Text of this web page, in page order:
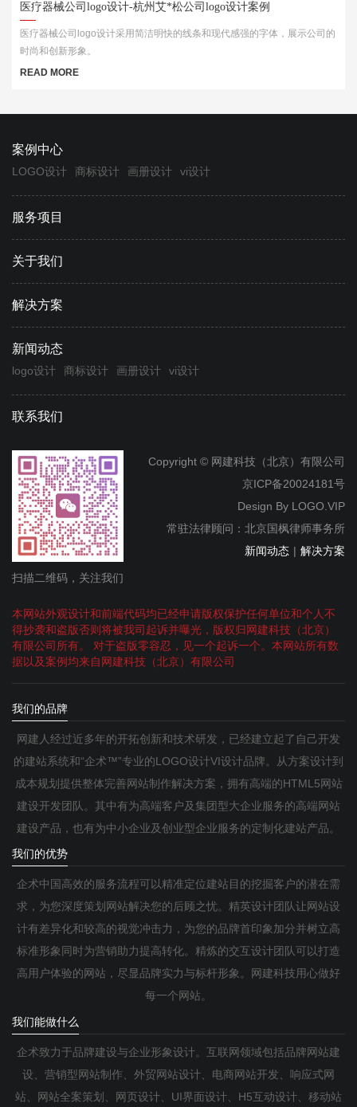
医疗器械公司logo设计-杭州艾*松公司logo设计案例
医疗器械公司logo设计采用简洁明快的线条和现代感强的字体，展示公司的
时尚和创新形象。
READ MORE
案例中心
LOGO设计 商标设计 画册设计 vi设计
服务项目
关于我们
解决方案
新闻动态
logo设计 商标设计 画册设计 vi设计
联系我们
扫描二维码，关注我们
Copyright © 网建科技（北京）有限公司
京ICP备20024181号
Design By LOGO.VIP
常驻法律顾问：北京国枫律师事务所
新闻动态 | 解决方案
本网站外观设计和前端代码均已经申请版权保护任何单位和个人不
得抄袭和盗版否则将被我司起诉并曝光，版权归网建科技（北京）
有限公司所有。 对于盗版零容忍，见一个起诉一个。本网站所有数
据以及案例均来自网建科技（北京）有限公司
我们的品牌
网建人经过近多年的开拓创新和技术研发，已经建立起了自己开发
的建站系统和“企术™”专业的LOGO设计VI设计品牌。从方案设计到
成本规划提供整体完善网站制作解决方案，拥有高端的HTML5网站
建设开发团队。其中有为高端客户及集团型大企业服务的高端网站
建设产品，也有为中小企业及创业型企业服务的定制化建站产品。
我们的优势
企术中国高效的服务流程可以精准定位建站目的挖掘客户的潜在需
求，为您深度策划网站解决您的后顾之忧。精英设计团队让网站设
计有差异化和较高的视觉冲击力，为您的品牌首印象加分并树立高
标准形象同时为营销助力提高转化。精炼的交互设计团队可以打造
高用户体验的网站，尽显品牌实力与标杆形象。网建科技用心做好
每一个网站。
我们能做什么
企术致力于品牌建设与企业形象设计。互联网领域包括品牌网站建
设、营销型网站制作、外贸网站设计、电商网站开发、响应式网
站、网站全案策划、网页设计、UI界面设计、H5互动设计、移动站